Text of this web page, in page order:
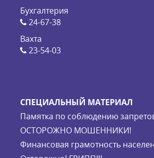
Бухгалтерия
24-67-38
Вахта
23-54-03
СПЕЦИАЛЬНЫЙ МАТЕРИАЛ
Памятка по соблюдению
ОСТОРОЖНО МОШЕННИКИ!
Финансовая грамотность